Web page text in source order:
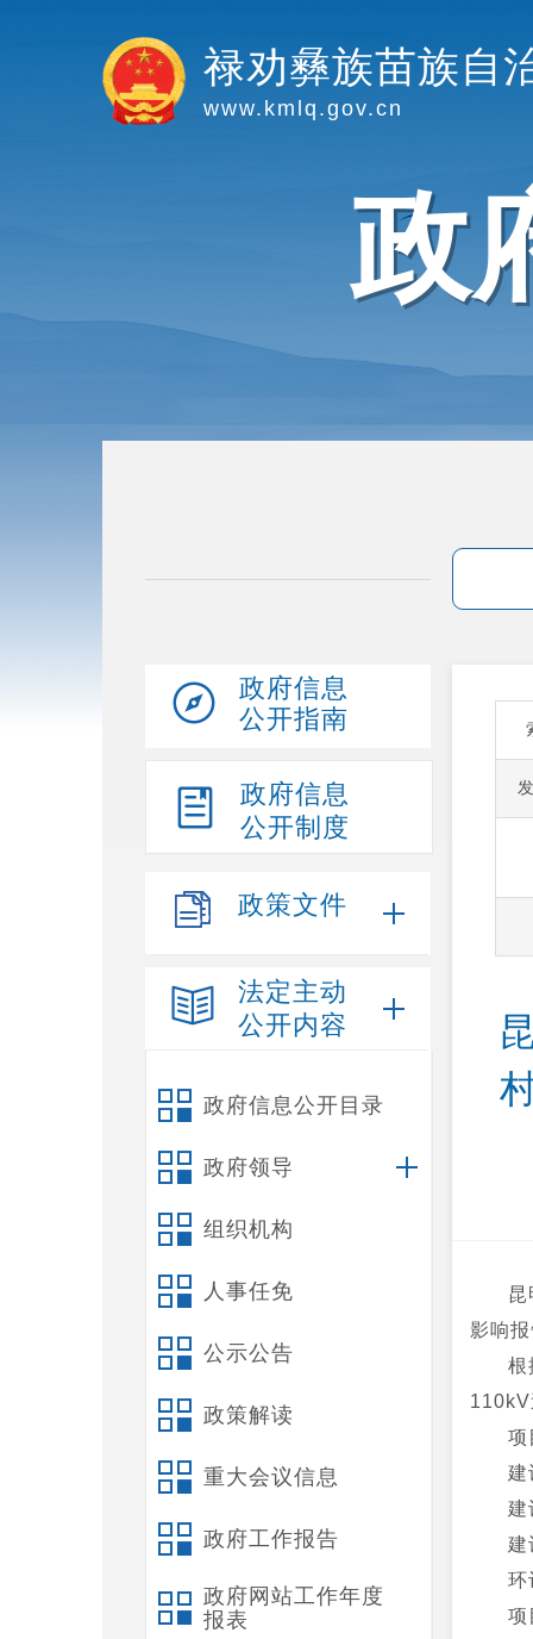
禄劝彝族苗族自
www.kmlq.gov.cn
政
政府信息
公开指南
政府信息
公开制度
政策文件
法定主动
公开内容
政府信息公开目录
政府领导
组织机构
人事任免
公示公告
政策解读
重大会议信息
政府工作报告
政府网站工作年度
报表
昆
影响
根
110kV
项
建
建
建
环
项